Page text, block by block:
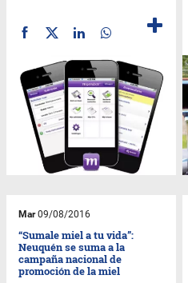
Mar09/08/2016
“Sumale miel a tu vida”:
Neuquén se suma a la
campaña nacional de
promoción de la miel